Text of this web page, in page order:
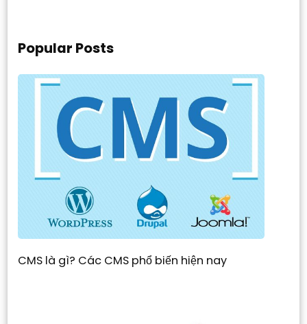
Popular Posts
CMS là gì? Các CMS phổ biến hiện nay